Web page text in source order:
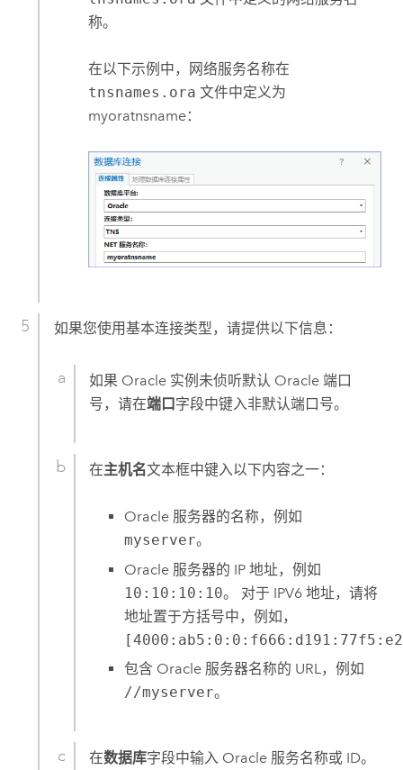
称。
在以下示例中，网络服务名称在
tnsnames.ora 文件中定义为
myoratnsname：
如果您使用基本连接类型，请提供以下信息：
如果 Oracle 实例未侦听默认 Oracle 端口
号，请在端口字段中键入非默认端口号。
在主机名文本框中键入以下内容之一：
Oracle 服务器的名称，例如
myserver。
Oracle 服务器的 IP 地址，例如
10:10:10:10。 对于 IPV6 地址，请将
地址置于方括号中，例如，
包含 Oracle 服务器名称的 URL，例如
//myserver。
在数据库字段中输入 Oracle 服务名称或 ID。